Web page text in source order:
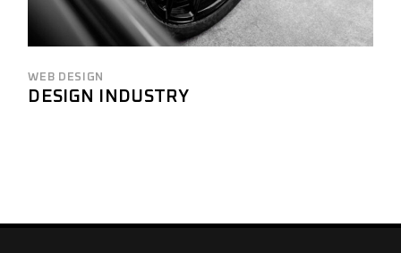
WEB DESIGN
DESIGN INDUSTRY